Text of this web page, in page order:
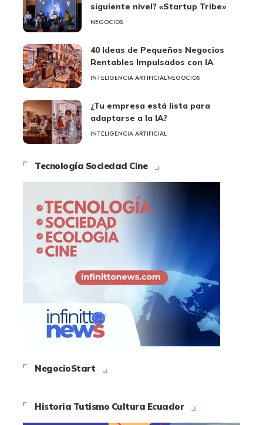
siguiente nivel? «Startup Tribe»
NEGOCIOS
40 Ideas de Pequeños Negocios
Rentables Impulsados con IA
INTELIGENCIA ARTIFICIALNEGOCIOS
¿Tu empresa está lista para
adaptarse a la IA?
INTELIGENCIA ARTIFICIAL
Tecnología Sociedad Cine
NegocioStart
Historia Tutismo Cultura Ecuador